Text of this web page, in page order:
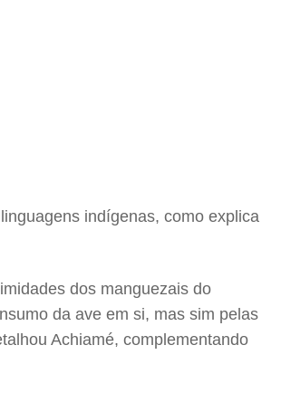
indígenas, como explica
dos manguezais do
da ave em si, mas sim pelas
Achiamé, complementando